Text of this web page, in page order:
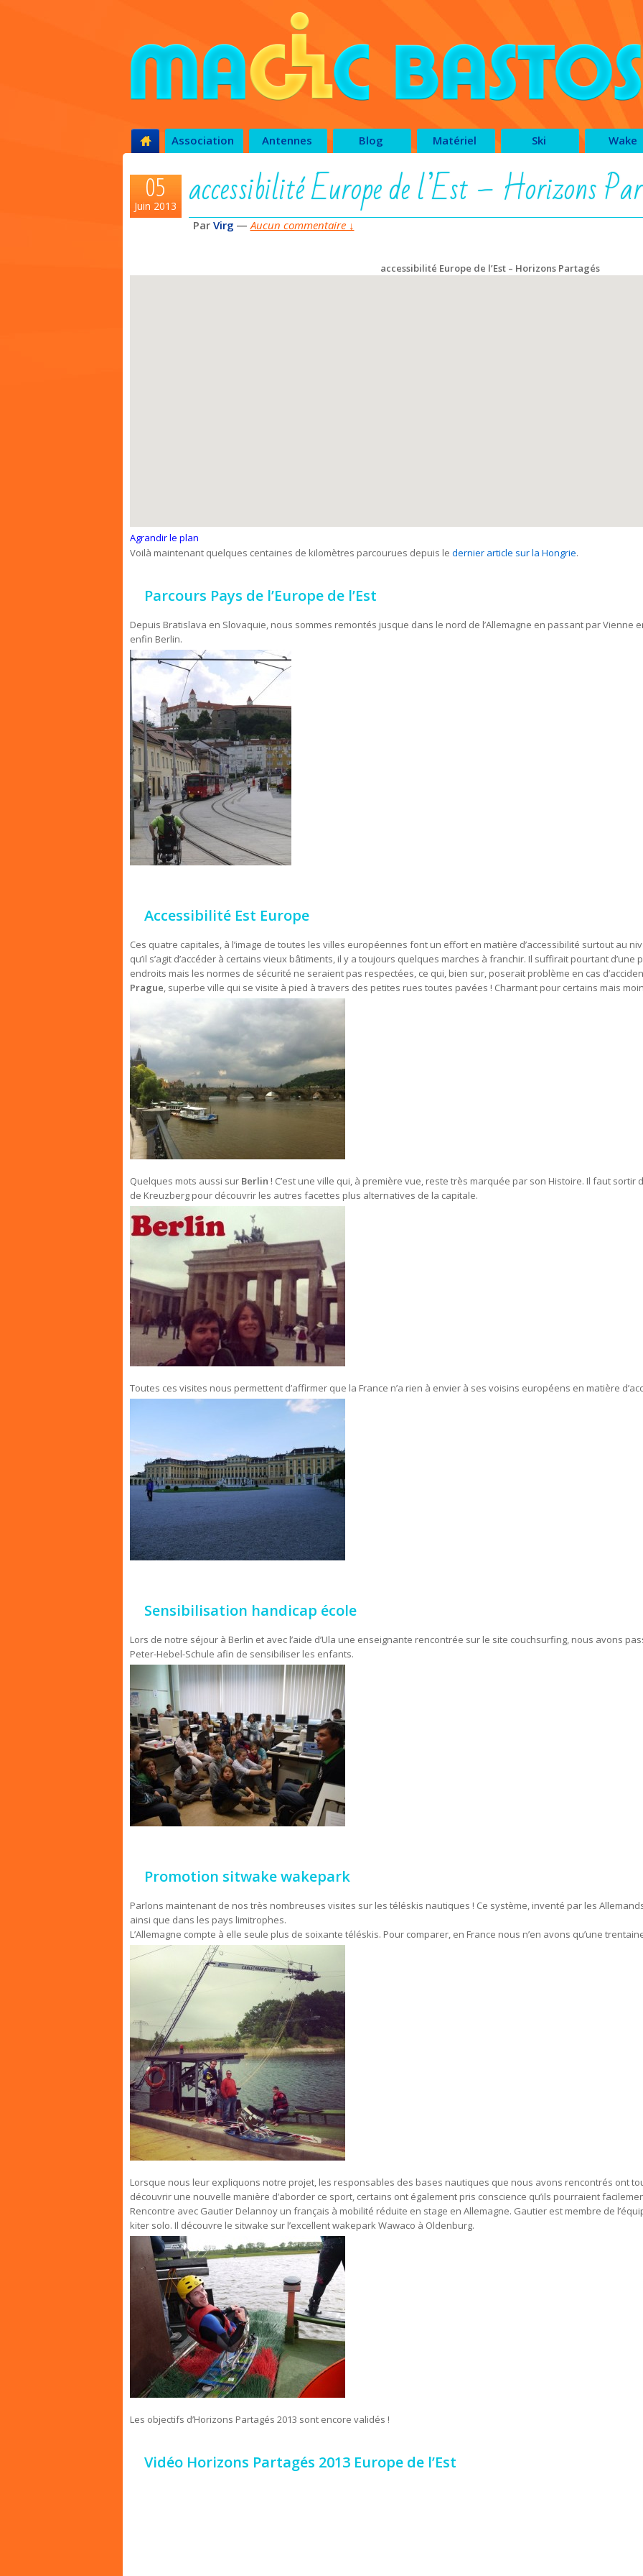
Association Antennes Blog Matériel Ski Wake
accessibilité Europe de l’Est – Horizons
05
Juin 2013
Par Virg — Aucun commentaire ↓
accessibilité Europe de l’Est – Horizons Partagés
Agrandir le plan
Voilà maintenant quelques centaines de kilomètres parcourues depuis le dernier article sur la Hongrie.
Parcours Pays de l’Europe de l’Est
Depuis Bratislava en Slovaquie, nous sommes remontés jusque dans le nord de l’Allemagne en passant par Vienne
enfin Berlin.
Accessibilité Est Europe
Ces quatre capitales, à l’image de toutes les villes européennes font un effort en matière d’accessibilité surtout au
qu’il s’agit d’accéder à certains vieux bâtiments, il y a toujours quelques marches à franchir. Il suffirait pourtant
endroits mais les normes de sécurité ne seraient pas respectées, ce qui, bien sur, poserait problème en cas
Prague, superbe ville qui se visite à pied à travers des petites rues toutes pavées ! Charmant pour certains mais
Quelques mots aussi sur Berlin ! C’est une ville qui, à première vue, reste très marquée par son Histoire. Il faut sortir
de Kreuzberg pour découvrir les autres facettes plus alternatives de la capitale.
Toutes ces visites nous permettent d’affirmer que la France n’a rien à envier à ses voisins européens en matière
Sensibilisation handicap école
Lors de notre séjour à Berlin et avec l’aide d’Ula une enseignante rencontrée sur le site couchsurfing, nous avons
Peter-Hebel-Schule afin de sensibiliser les enfants.
Promotion sitwake wakepark
Parlons maintenant de nos très nombreuses visites sur les téléskis nautiques ! Ce système, inventé par les
ainsi que dans les pays limitrophes.
L’Allemagne compte à elle seule plus de soixante téléskis. Pour comparer, en France nous n’en avons qu’une
Lorsque nous leur expliquons notre projet, les responsables des bases nautiques que nous avons rencontrés ont
découvrir une nouvelle manière d’aborder ce sport, certains ont également pris conscience qu’ils pourraient
Rencontre avec Gautier Delannoy un français à mobilité réduite en stage en Allemagne. Gautier est membre de
kiter solo. Il découvre le sitwake sur l’excellent wakepark Wawaco à Oldenburg.
Les objectifs d’Horizons Partagés 2013 sont encore validés !
Vidéo Horizons Partagés 2013 Europe de l’Est